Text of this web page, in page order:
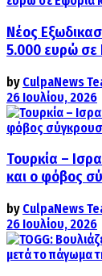
Νέος
5.000 ευρώ σε
by CulpaNews
26 Ιουλίου, 2026
Τουρκία –
και ο φόβος
by CulpaNews
26 Ιουλίου, 2026